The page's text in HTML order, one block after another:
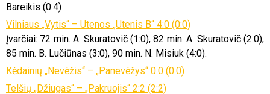
Bareikis (0:4)
Vilniaus „Vytis“ – Utenos „Utenis B“ 4:0 (0:0)
Įvarčiai: 72 min. A. Skuratovič(1:0), 82 min. A. Skuratovič(2:0),
85 min. B. Lučiūnas (3:0), 90 min. N. Misiuk (4:0).
Kėdainių „Nevėžis“ – „Panevėžys“ 0:0 (0:0)
Telšių „Džiugas“ – „Pakruojis“ 2:2 (2:2)